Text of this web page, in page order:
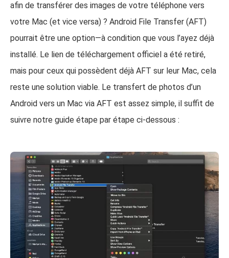
afin de transférer des images de votre téléphone vers
votre Mac (et vice versa) ? Android File Transfer (AFT)
pourrait être une option—à condition que vous l’ayez déjà
installé. Le lien de téléchargement officiel a été retiré,
mais pour ceux qui possèdent déjà AFT sur leur Mac, cela
reste une solution viable. Le transfert de photos d’un
Android vers un Mac via AFT est assez simple, il suffit de
suivre notre guide étape par étape ci-dessous :